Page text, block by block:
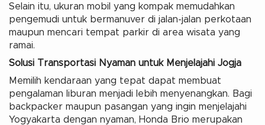
Selain itu, ukuran mobil yang kompak memudahkan
pengemudi untuk bermanuver di jalan-jalan perkotaan
maupun mencari tempat parkir di area wisata yang
ramai.
Solusi Transportasi Nyaman untuk Menjelajahi Jogja
Memilih kendaraan yang tepat dapat membuat
pengalaman liburan menjadi lebih menyenangkan. Bagi
backpacker maupun pasangan yang ingin menjelajahi
Yogyakarta dengan nyaman, Honda Brio merupakan